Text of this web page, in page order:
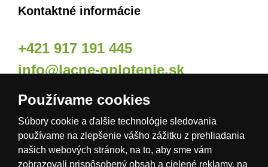
Kontaktné informácie
+421 917 191 445
info@lacne-oplotenie.sk
Naše odberné miesta
Používame cookies
Súbory cookie a ďalšie technológie sledovania
používame na zlepšenie vášho zážitku z prehliadania
našich webových stránok, na to, aby sme vám
zobrazovali prispôsobený obsah a cielené reklamy, na